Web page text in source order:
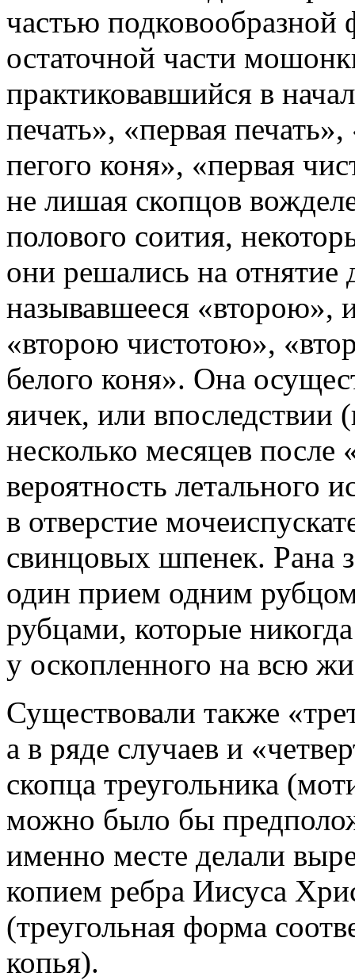
частью
остаточной части
практиковавшийся в
печать», «первая
пегого коня», «первая
не лишая скопцов
полового соития,
они решались на отнятие
называвшееся «второю»,
«второю чистотою»,
белого коня». Она
яичек, или впоследствии
несколько месяцев после
вероятность летального
в отверстие
свинцовых шпенек. Рана
один прием одним
рубцами, которые
у оскопленного на всю
Существовали также
а в ряде случаев и
скопца треугольника
можно было бы
именно месте делали
копием ребра Иисуса
(треугольная форма
копья).